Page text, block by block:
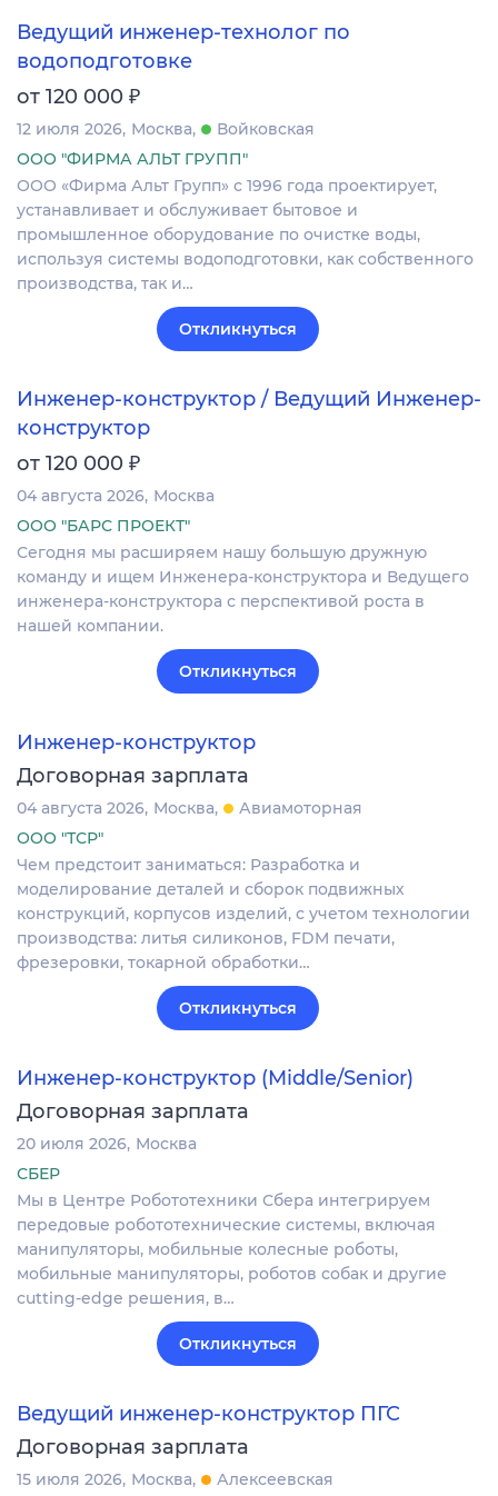
Ведущий инженер-технолог по
водоподготовке
от 120 000 ₽
12 июля 2026 Москва
Войковская
ООО "ФИРМА АЛЬТ ГРУПП"
ООО «Фирма Альт Групп» с 1996 года проектирует,
устанавливает и обслуживает бытовое и
промышленное оборудование по очистке воды,
используя системы водоподготовки, как собственного
производства, так и…
Откликнуться
Инженер-конструктор / Ведущий Инженер-
конструктор
от 120 000 ₽
04 августа 2026 Москва
ООО "БАРС ПРОЕКТ"
Сегодня мы расширяем нашу большую дружную
команду и ищем Инженера-конструктора и Ведущего
инженера-конструктора с перспективой роста в
нашей компании.
Откликнуться
Инженер-конструктор
Договорная зарплата
04 августа 2026 Москва
Авиамоторная
ООО "ТСР"
Чем предстоит заниматься: Разработка и
моделирование деталей и сборок подвижных
конструкций, корпусов изделий, с учетом технологии
производства: литья силиконов, FDM печати,
фрезеровки, токарной обработки…
Откликнуться
Инженер-конструктор (Middle/Senior)
Договорная зарплата
20 июля 2026 Москва
СБЕР
Мы в Центре Робототехники Сбера интегрируем
передовые робототехнические системы, включая
манипуляторы, мобильные колесные роботы,
мобильные манипуляторы, роботов собак и другие
cutting-edge решения, в…
Откликнуться
Ведущий инженер-конструктор ПГС
Договорная зарплата
15 июля 2026 Москва Алексеевская